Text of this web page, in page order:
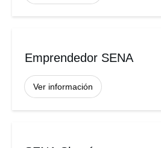
Emprendedor SENA
Ver información